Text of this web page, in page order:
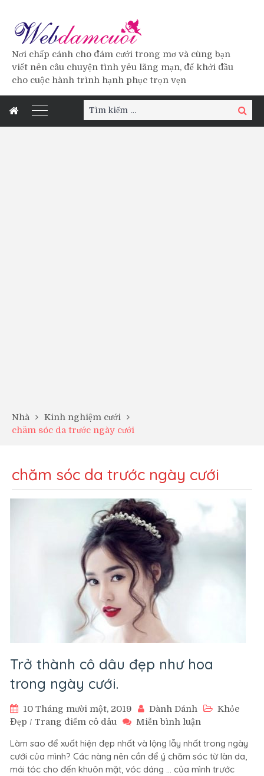
Nơi chấp cánh cho đám cưới trong mơ và cùng bạn
viết nên câu chuyện tình yêu lãng mạn, để khởi đầu
cho cuộc hành trình hạnh phục trọn vẹn
Tìm
kiếm:
Tìm
kiếm
Nhà
Kinh nghiệm cưới
chăm sóc da trước ngày cưới
chăm sóc da trước ngày cưới
Trở thành cô dâu đẹp như hoa
trong ngày cưới.
10 Tháng mười một, 2019 Dành Dánh
Khỏe
Đẹp / Trang điểm cô dâu Miễn bình luận
thành
cô
dâu
Làm sao để xuất hiện đẹp nhất và lộng lẫy nhất trong ngày
cưới của mình? Các nàng nên cần để ý chăm sóc từ làn da,
mái tóc cho đến khuôn mặt, vóc dáng … của mình trước